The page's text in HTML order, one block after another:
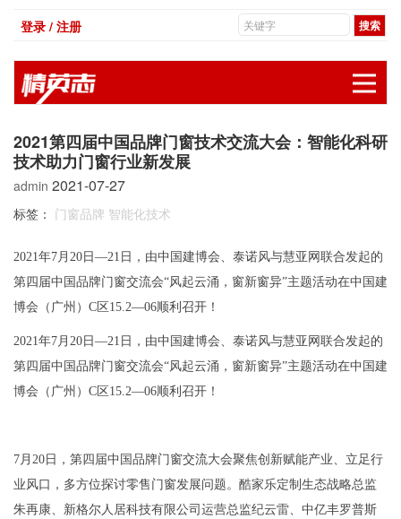
登录 / 注册
2021第四届中国品牌门窗技术交流大会：智能化科研
技术助力门窗行业新发展
admin 2021-07-27
标签： 门窗品牌 智能化技术
2021年7月20日—21日，由中国建博会、泰诺风与慧亚网联合发起的
第四届中国品牌门窗交流会“风起云涌，窗新窗异”主题活动在中国建
博会（广州）C区15.2—06顺利召开！
2021年7月20日—21日，由中国建博会、泰诺风与慧亚网联合发起的
第四届中国品牌门窗交流会“风起云涌，窗新窗异”主题活动在中国建
博会（广州）C区15.2—06顺利召开！
7月20日，第四届中国品牌门窗交流大会聚焦创新赋能产业、立足行
业风口，多方位探讨零售门窗发展问题。酷家乐定制生态战略总监
朱再康、新格尔人居科技有限公司运营总监纪云雷、中亿丰罗普斯